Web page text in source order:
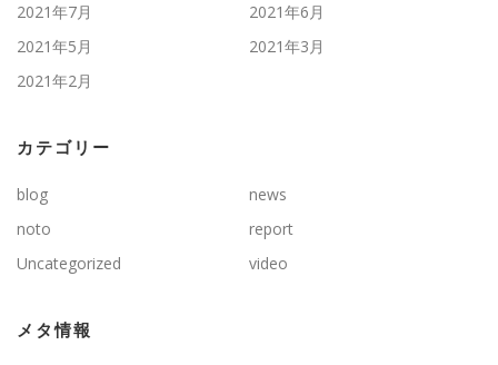
2021年7月
2021年6月
2021年5月
2021年3月
2021年2月
カテゴリー
blog
news
noto
report
Uncategorized
video
メタ情報